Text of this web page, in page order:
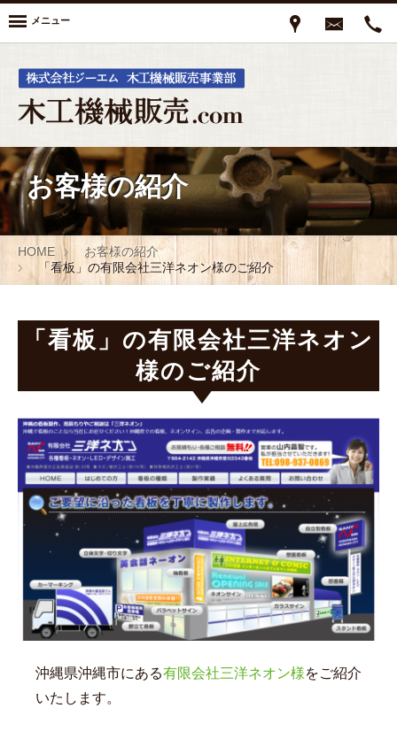
メニュー
お客様の紹介
HOME
お客様の紹介
「看板」の有限会社三洋ネオン様のご紹介
「看板」の有限会社三洋ネオン
様のご紹介
沖縄県沖縄市にある有限会社三洋ネオン様をご紹介
いたします。